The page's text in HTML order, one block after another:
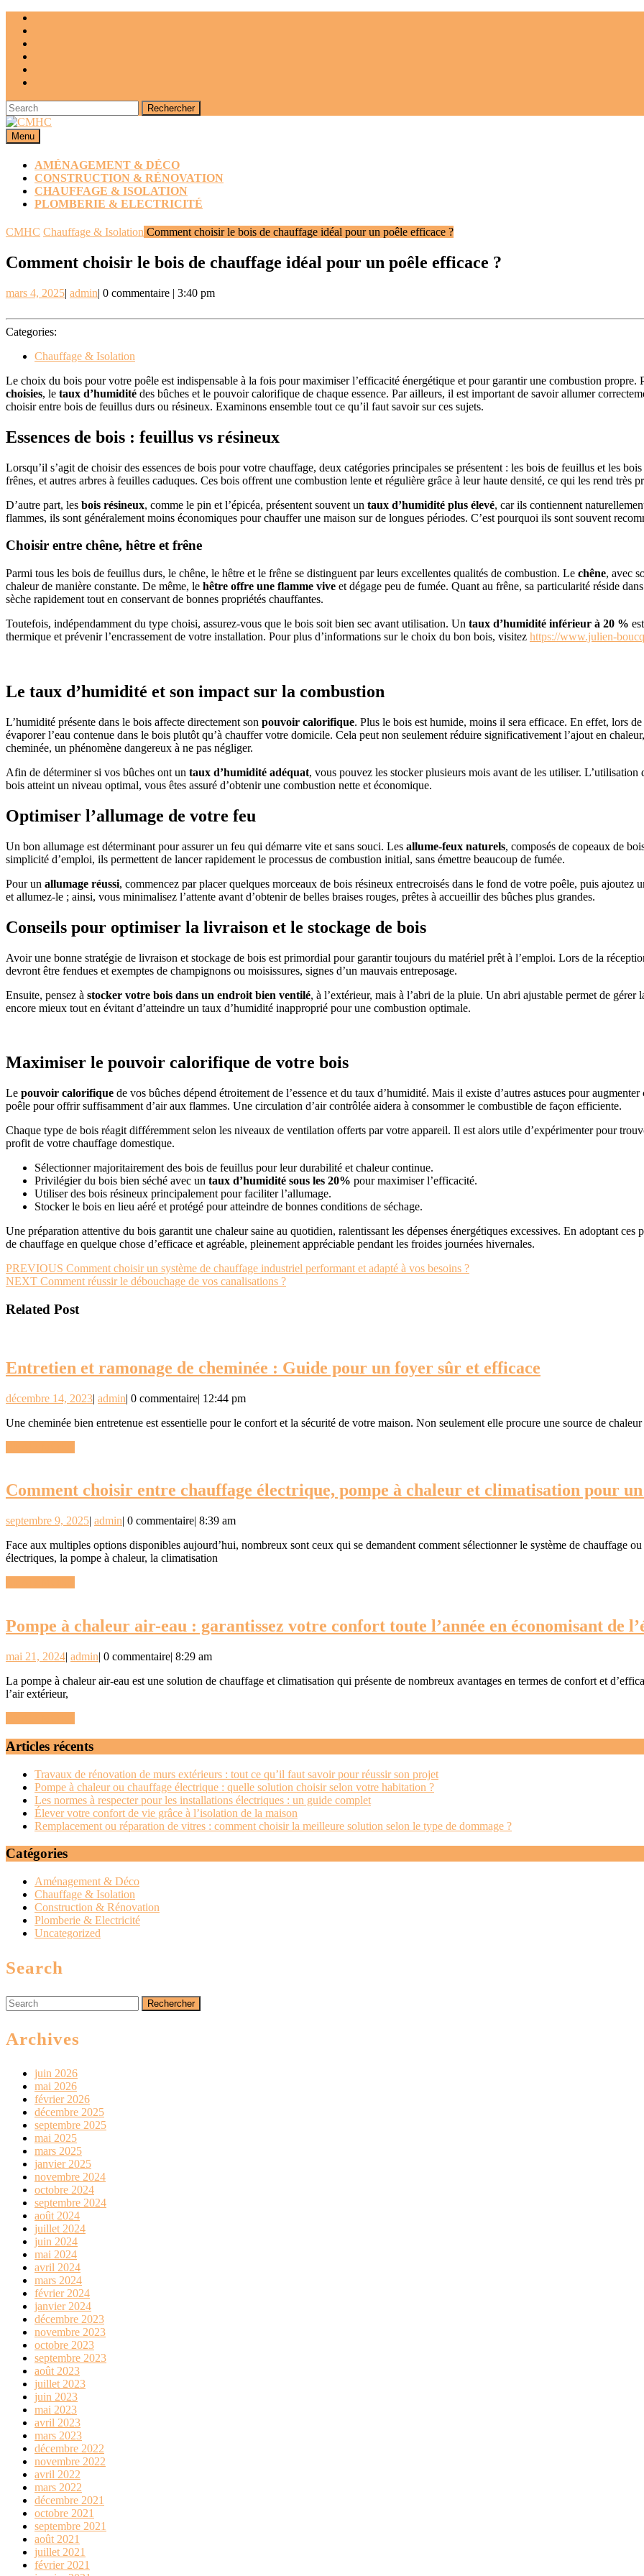
Skip
content
Search
for:
MenuMenu
AMÉNAGEMENT & DÉCO
CONSTRUCTION & RÉNOVATION
CHAUFFAGE & ISOLATION
PLOMBERIE & ELECTRICITÉ
CLOSE
CMHC Chauffage & Isolation Comment choisir le bois de chauffage idéal pour un poêle efficace ?
Comment choisir le bois de chauffage idéal pour un poêle efficace ?
mars 4, 2025mars
2025
| adminadmin
| 0 commentaire | 3:40 pm
Categories:
Chauffage & Isolation
Le choix du bois pour votre poêle est indispensable à la fois pour maximiser l’efficacité énergétique et pour garantir une combustion propre.
choisies, le taux d’humidité des bûches et le pouvoir calorifique de chaque essence. Par ailleurs, il est important de savoir allumer
choisir entre bois de feuillus durs ou résineux. Examinons ensemble tout ce qu’il faut savoir sur ces sujets.
Essences de bois : feuillus vs résineux
Lorsqu’il s’agit de choisir des essences de bois pour votre chauffage, deux catégories principales se présentent : les bois de feuillus et les
frênes, et autres arbres à feuilles caduques. Ces bois offrent une combustion lente et régulière grâce à leur haute densité, ce qui les rend très
D’autre part, les bois résineux, comme le pin et l’épicéa, présentent souvent un taux d’humidité plus élevé, car ils contiennent
flammes, ils sont généralement moins économiques pour chauffer une maison sur de longues périodes. C’est pourquoi ils sont souvent
Choisir entre chêne, hêtre et frêne
Parmi tous les bois de feuillus durs, le chêne, le hêtre et le frêne se distinguent par leurs excellentes qualités de combustion. Le chêne, avec
chaleur de manière constante. De même, le hêtre offre une flamme vive et dégage peu de fumée. Quant au frêne, sa particularité réside
sèche rapidement tout en conservant de bonnes propriétés chauffantes.
Toutefois, indépendamment du type choisi, assurez-vous que le bois soit bien sec avant utilisation. Un taux d’humidité inférieur à 20 %
thermique et prévenir l’encrassement de votre installation. Pour plus d’informations sur le choix du bon bois, visitez https://www.julien-
Le taux d’humidité et son impact sur la combustion
L’humidité présente dans le bois affecte directement son pouvoir calorifique. Plus le bois est humide, moins il sera efficace. En effet, lors
évaporer l’eau contenue dans le bois plutôt qu’à chauffer votre domicile. Cela peut non seulement réduire significativement l’ajout en
cheminée, un phénomène dangereux à ne pas négliger.
Afin de déterminer si vos bûches ont un taux d’humidité adéquat, vous pouvez les stocker plusieurs mois avant de les utiliser.
bois atteint un niveau optimal, vous êtes assuré d’obtenir une combustion nette et économique.
Optimiser l’allumage de votre feu
Un bon allumage est déterminant pour assurer un feu qui démarre vite et sans souci. Les allume-feux naturels, composés de copeaux de
simplicité d’emploi, ils permettent de lancer rapidement le processus de combustion initial, sans émettre beaucoup de fumée.
Pour un allumage réussi, commencez par placer quelques morceaux de bois résineux entrecroisés dans le fond de votre poêle, puis
et allumez-le ; ainsi, vous minimalisez l’attente avant d’obtenir de belles braises rouges, prêtes à accueillir des bûches plus grandes.
Conseils pour optimiser la livraison et le stockage de bois
Avoir une bonne stratégie de livraison et stockage de bois est primordial pour garantir toujours du matériel prêt à l’emploi. Lors de la
devront être fendues et exemptes de champignons ou moisissures, signes d’un mauvais entreposage.
Ensuite, pensez à stocker votre bois dans un endroit bien ventilé, à l’extérieur, mais à l’abri de la pluie. Un abri ajustable permet de
encore mieux tout en évitant d’atteindre un taux d’humidité inapproprié pour une combustion optimale.
Maximiser le pouvoir calorifique de votre bois
Le pouvoir calorifique de vos bûches dépend étroitement de l’essence et du taux d’humidité. Mais il existe d’autres astuces pour
poêle pour offrir suffisamment d’air aux flammes. Une circulation d’air contrôlée aidera à consommer le combustible de façon efficiente.
Chaque type de bois réagit différemment selon les niveaux de ventilation offerts par votre appareil. Il est alors utile d’expérimenter pour
profit de votre chauffage domestique.
Sélectionner majoritairement des bois de feuillus pour leur durabilité et chaleur continue.
Privilégier du bois bien séché avec un taux d’humidité sous les 20% pour maximiser l’efficacité.
Utiliser des bois résineux principalement pour faciliter l’allumage.
Stocker le bois en lieu aéré et protégé pour atteindre de bonnes conditions de séchage.
Une préparation attentive du bois garantit une chaleur saine au quotidien, ralentissant les dépenses énergétiques excessives. En adoptant
de chauffage en quelque chose d’efficace et agréable, pleinement appréciable pendant les froides journées hivernales.
Navigation
de
l’article
PREVIOUS Article
précédent
Comment choisir un système de chauffage industriel performant et adapté à vos besoins ?
NEXT Article
:
Comment réussir le débouchage de vos canalisations ?
Related Post
Entretien et ramonage de cheminée : Guide pour un foyer sûr et efficace
de
Guide
pour
foyer
décembre 14, 2023décembre
2023
| adminadmin
| 0 commentaire| 12:44 pm
Une cheminée bien entretenue est essentielle pour le confort et la sécurité de votre maison. Non seulement elle procure une source de
Comment choisir entre chauffage électrique, pompe à chaleur et climatisation pour
septembre 9, 2025septembre
2025
| adminadmin
| 0 commentaire| 8:39 am
Face aux multiples options disponibles aujourd’hui, nombreux sont ceux qui se demandent comment sélectionner le système de chauffage ou de rafraîchissement idéal pour leur logement. Entre les radiateurs
électriques, la pompe à chaleur, la climatisation
Pompe à chaleur air-eau : garantissez votre confort toute l’année en économisant de
mai 21, 2024mai
2024
| adminadmin
| 0 commentaire| 8:29 am
La pompe à chaleur air-eau est une solution de chauffage et climatisation qui présente de nombreux avantages en termes de confort et d’efficacité énergétique. En exploitant l’énergie renouvelable contenue dans
l’air extérieur,
Articles récents
Travaux de rénovation de murs extérieurs : tout ce qu’il faut savoir pour réussir son projet
Pompe à chaleur ou chauffage électrique : quelle solution choisir selon votre habitation ?
Les normes à respecter pour les installations électriques : un guide complet
Élever votre confort de vie grâce à l’isolation de la maison
Remplacement ou réparation de vitres : comment choisir la meilleure solution selon le type de dommage ?
Catégories
Aménagement & Déco
Chauffage & Isolation
Construction & Rénovation
Plomberie & Electricité
Uncategorized
Search
Search
for:
Archives
juin 2026
mai 2026
février 2026
décembre 2025
septembre 2025
mai 2025
mars 2025
janvier 2025
novembre 2024
octobre 2024
septembre 2024
août 2024
juillet 2024
juin 2024
mai 2024
avril 2024
mars 2024
février 2024
janvier 2024
décembre 2023
novembre 2023
octobre 2023
septembre 2023
août 2023
juillet 2023
juin 2023
mai 2023
avril 2023
mars 2023
décembre 2022
novembre 2022
avril 2022
mars 2022
décembre 2021
octobre 2021
septembre 2021
août 2021
juillet 2021
février 2021